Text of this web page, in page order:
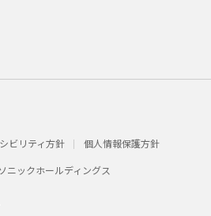
ビリティ方針
個人情報保護方針
ニックホールディングス